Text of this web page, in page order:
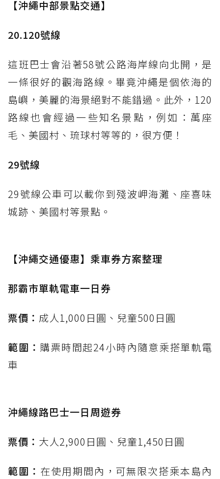
【沖繩中部景點交通】
20.120號線
這班巴士會沿著58號公路海岸線向北開，是
一條很好的觀海路線。畢竟沖繩是個依海的
島嶼，美麗的海景絕對不能錯過。此外，120
路線也會經過一些知名景點，例如：萬座
毛、美國村、琉球村等等的，很方便！
29號線
29號線公車可以載你到殘波岬海灘、座喜味
城跡、美國村等景點。
【沖繩交通優惠】乘車券方案整理
那霸市單軌電車一日券
票價： 成人1,000日圓、兒童500日圓
範圍： 購票時間起24小時內隨意乘搭單軌電
車
沖繩線路巴士一日周遊券
票價： 大人2,900日圓、兒童1,450日圓
範圍： 在使用期間內，可無限次搭乘本島內